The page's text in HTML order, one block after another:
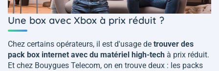
Une box avec Xbox à prix réduit ?
Chez certains opérateurs, il est d'usage de trouver des
pack box internet avec du matériel high-tech à prix réduit.
Et chez Bouygues Telecom, on en trouve deux : les packs